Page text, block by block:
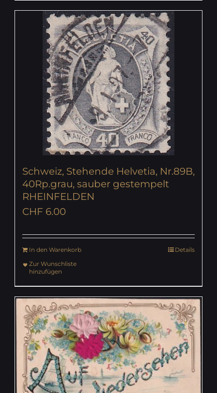
Schweiz, Stehende Helvetia, Nr.89B,
40Rp.grau, sauber gestempelt
RHEINFELDEN
CHF 6.00
In den Warenkorb
Details
Zur Wunschliste
hinzufügen